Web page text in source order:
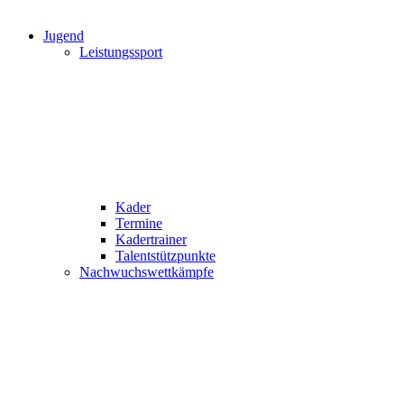
Jugend
Leistungssport
Kader
Termine
Kadertrainer
Talentstützpunkte
Nachwuchswettkämpfe